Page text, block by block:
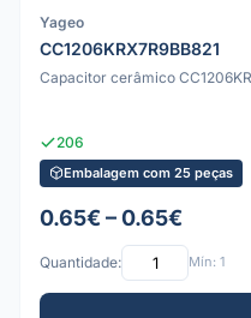
Yageo
CC1206KRX7R9BB821
Capacitor cerâmico
206
Embalagem com 25 peças
0.65€ – 0.65€
Quantidade: Mín: 1